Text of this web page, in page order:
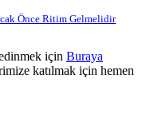
Önce Ritim Gelmelidir
için Buraya
katılmak için hemen